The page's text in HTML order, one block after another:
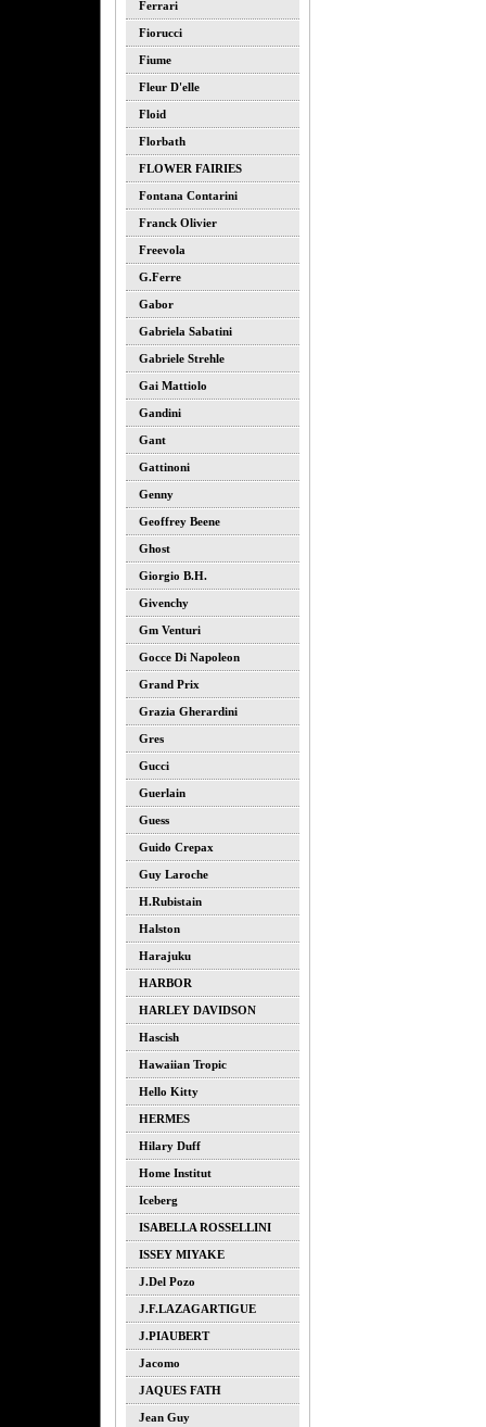
Ferrari
Fiorucci
Fiume
Fleur D'elle
Floid
Florbath
FLOWER FAIRIES
Fontana Contarini
Franck Olivier
Freevola
G.ferre
Gabor
Gabriela Sabatini
Gabriele Strehle
Gai Mattiolo
Gandini
Gant
Gattinoni
Genny
Geoffrey Beene
Ghost
Giorgio B.h.
Givenchy
Gm Venturi
Gocce Di Napoleon
Grand Prix
Grazia Gherardini
Gres
Gucci
Guerlain
Guess
Guido Crepax
Guy Laroche
H.rubistain
Halston
Harajuku
HARBOR
HARLEY DAVIDSON
Hascish
Hawaiian Tropic
Hello Kitty
HERMES
Hilary Duff
Home Institut
Iceberg
ISABELLA ROSSELLINI
ISSEY MIYAKE
J.del Pozo
J.F.LAZAGARTIGUE
J.PIAUBERT
Jacomo
JAQUES FATH
Jean Guy